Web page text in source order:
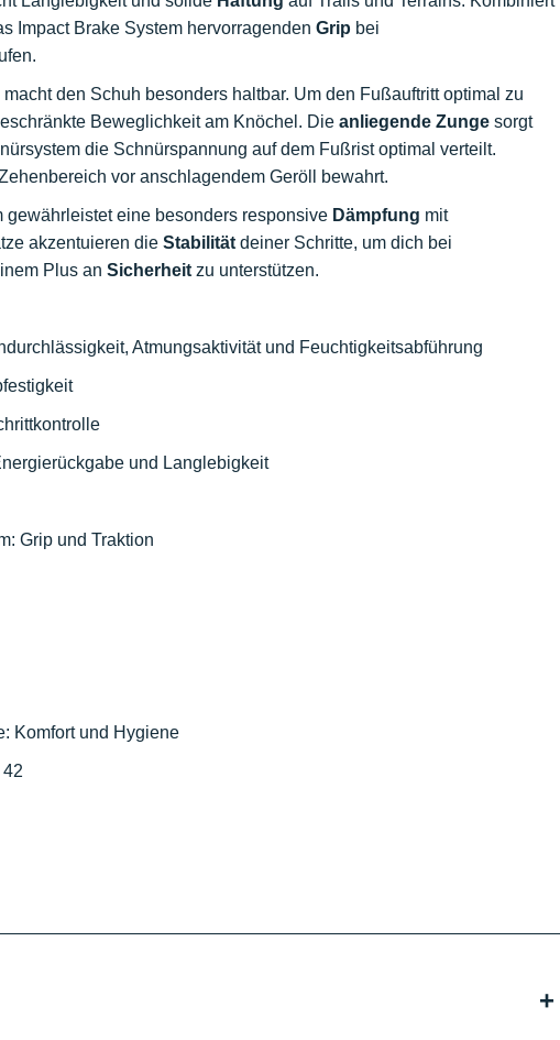
Impact Brake System hervorragenden Grip bei
den Schuh besonders haltbar. Um den Fußauftritt optimal zu
Beweglichkeit am Knöchel. Die anliegende Zunge sorgt
die Schnürspannung auf dem Fußrist optimal verteilt.
vor anschlagendem Geröll bewahrt.
eine besonders responsive Dämpfung mit
akzentuieren die Stabilität deiner Schritte, um dich bei
Plus an Sicherheit zu unterstützen.
Atmungsaktivität und Feuchtigkeitsabführung
und Langlebigkeit
Grip und Traktion
Komfort und Hygiene